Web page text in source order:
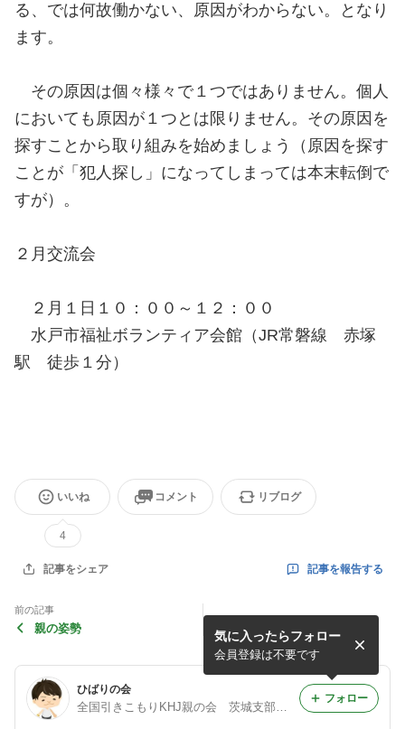
る、では何故働かない、原因がわからない。となり
ます。
その原因は個々様々で１つではありません。個人
においても原因が１つとは限りません。その原因を
探すことから取り組みを始めましょう（原因を探す
ことが「犯人探し」になってしまっては本末転倒で
すが）。
２月交流会
２月１日１０：００～１２：００
水戸市福祉ボランティア会館（JR常磐線 赤塚
駅 徒歩１分）
いいね
4
コメント リブログ
記事をシェア 記事を報告する
前の記事
親の姿勢
ひばりの会
気に入ったらフォロー
会員登録は不要です
フォロー